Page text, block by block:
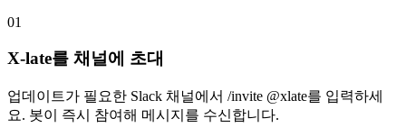
01
X-late를 채널에 초대
업데이트가 필요한 Slack 채널에서 /invite @xlate를 입력하세
요. 봇이 즉시 참여해 메시지를 수신합니다.